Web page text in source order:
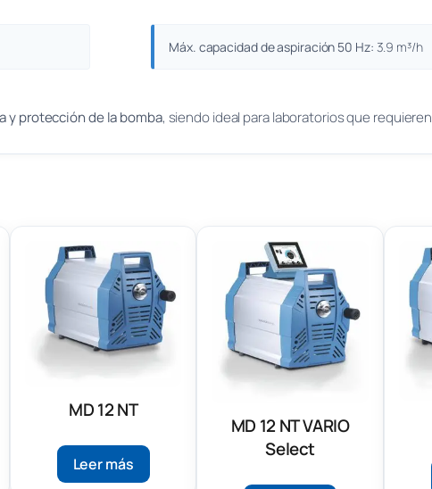
Máx. capacidad de aspiración 50 Hz: 3.9 m³/h
y protección de la bomba, siendo ideal para laboratorios que requieren
MD 12 NT
Leer más
MD 12 NT VARIO
Select